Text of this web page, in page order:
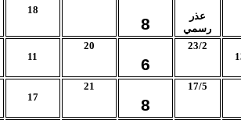
18
8
عذر
رسمي
11
20
6
23/2
17
21
8
17/5